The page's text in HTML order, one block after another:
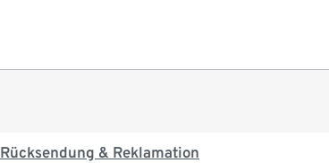
Rücksendung & Reklamation